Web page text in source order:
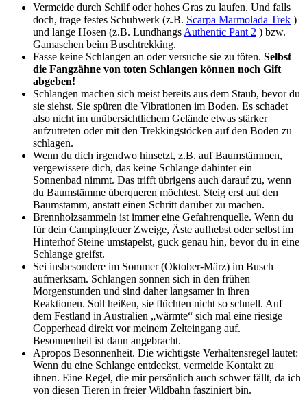
Vermeide durch Schilf oder hohes Gras zu laufen. Und falls
doch, trage festes Schuhwerk (z.B. Scarpa Marmolada Trek )
und lange Hosen (z.B. Lundhangs Authentic Pant 2 ) bzw.
Gamaschen beim Buschtrekking.
Fasse keine Schlangen an oder versuche sie zu töten. Selbst
die Fangzähne von toten Schlangen können noch Gift
abgeben!
Schlangen machen sich meist bereits aus dem Staub, bevor du
sie siehst. Sie spüren die Vibrationen im Boden. Es schadet
also nicht im unübersichtlichem Gelände etwas stärker
aufzutreten oder mit den Trekkingstöcken auf den Boden zu
schlagen.
Wenn du dich irgendwo hinsetzt, z.B. auf Baumstämmen,
vergewissere dich, das keine Schlange dahinter ein
Sonnenbad nimmt. Das trifft übrigens auch darauf zu, wenn
du Baumstämme überqueren möchtest. Steig erst auf den
Baumstamm, anstatt einen Schritt darüber zu machen.
Brennholzsammeln ist immer eine Gefahrenquelle. Wenn du
für dein Campingfeuer Zweige, Äste aufhebst oder selbst im
Hinterhof Steine umstapelst, guck genau hin, bevor du in eine
Schlange greifst.
Sei insbesondere im Sommer (Oktober-März) im Busch
aufmerksam. Schlangen sonnen sich in den frühen
Morgenstunden und sind daher langsamer in ihren
Reaktionen. Soll heißen, sie flüchten nicht so schnell. Auf
dem Festland in Australien „wärmte“ sich mal eine riesige
Copperhead direkt vor meinem Zelteingang auf.
Besonnenheit ist dann angebracht.
Apropos Besonnenheit. Die wichtigste Verhaltensregel lautet:
Wenn du eine Schlange entdeckst, vermeide Kontakt zu
ihnen. Eine Regel, die mir persönlich auch schwer fällt, da ich
von diesen Tieren in freier Wildbahn fasziniert bin.